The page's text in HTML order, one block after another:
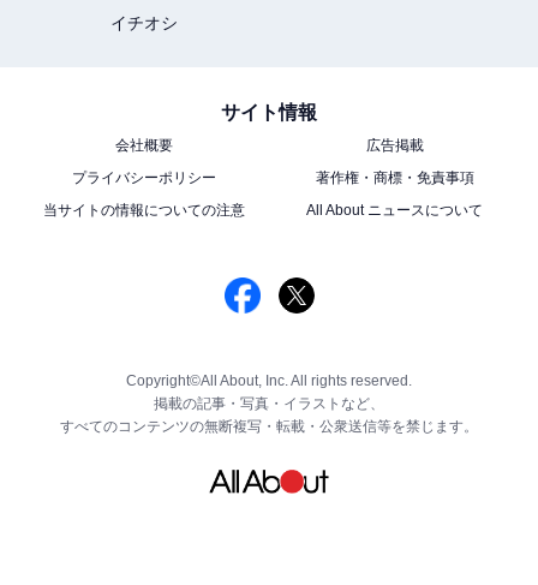
イチオシ
サイト情報
会社概要
広告掲載
プライバシーポリシー
著作権・商標・免責事項
当サイトの情報についての注意
All About ニュースについて
Copyright©All About, Inc. All rights reserved.
掲載の記事・写真・イラストなど、
すべてのコンテンツの無断複写・転載・公衆送信等を禁じます。